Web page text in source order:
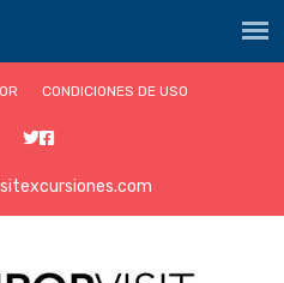
CONDICIONES DE USO